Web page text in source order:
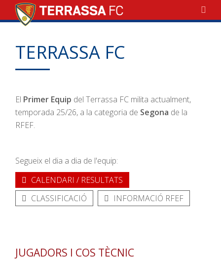
TERRASSA FC
El Primer Equip del Terrassa FC milita actualment,
temporada 25/26, a la categoria de Segona de la
RFEF.
Segueix el dia a dia de l'equip:
CALENDARI / RESULTATS
CLASSIFICACIÓ
INFORMACIÓ RFEF
JUGADORS I COS TÈCNIC